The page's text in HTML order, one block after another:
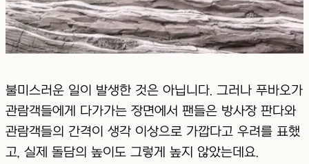
불미스러운 일이 발생한 것은 아닙니다. 그러나 푸바오가
관람객들에게 다가가는 장면에서 팬들은 방사장 판다와
관람객들의 간격이 생각 이상으로 가깝다고 우려를 표했
고, 실제 돌담의 높이도 그렇게 높지 않았는데요.